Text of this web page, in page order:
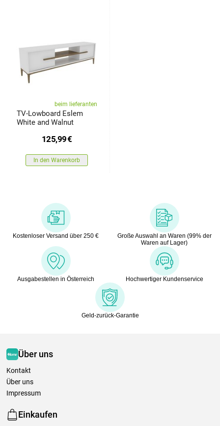
beim lieferanten
TV-Lowboard Eslem
White and Walnut
125,99€
In den Warenkorb
Kostenloser Versand über 250 €
Große Auswahl an Waren (99% der
Waren auf Lager)
Ausgabestellen in Österreich Hochwertiger Kundenservice
Geld-zurück-Garantie
Über uns
Kontakt
Über uns
Impressum
Einkaufen